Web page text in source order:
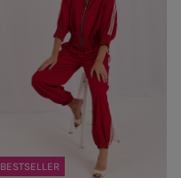
BESTSELLER